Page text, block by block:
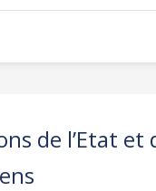
de l’Etat et